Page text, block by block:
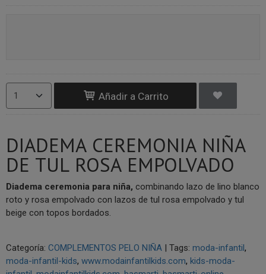
Añadir a Carrito
DIADEMA CEREMONIA NIÑA
DE TUL ROSA EMPOLVADO
Diadema ceremonia para niña, combinando lazo de lino blanco
roto y rosa empolvado con lazos de tul rosa empolvado y tul
beige con topos bordados.
Categoría: COMPLEMENTOS PELO NIÑA | Tags: moda-infantil
moda-infantil-kids www.modainfantilkids.com kids-moda-